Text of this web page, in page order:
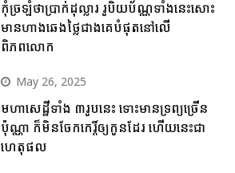
កុំច្រឡំថាប្រាក់ដុល្លារ រូបិយប័ណ្ណទាំងនេះសោះ
មានហាងឆេងថ្លៃជាងគេបំផុតនៅលើ
ពិភពលោក
May 26, 2025
មហាសេដ្ឋីទាំង ៣រូបនេះ ទោះមានទ្រព្យច្រើន
ប៉ុណ្ណា ក៏មិនចែកកេរ្តិ៍ឲ្យកូនដែរ ហើយនេះជា
ហេតុផល